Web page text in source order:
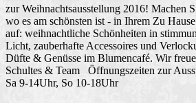
zur Weihnachtsausstellung 2016! Machen
wo es am schönsten ist - in Ihrem Zu
auf: weihnachtliche Schönheiten in
Licht, zauberhafte Accessoires und
Düfte & Genüsse im Blumencafé. Wir
Schultes & Team Öffnungszeiten zur
Sa 9-14Uhr, So 10-18Uhr